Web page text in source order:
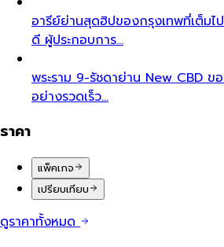
อารีย์ย่านสุดฮิปของกรุงเทพที่เต็มไ
ดี ผู้ประกอบการ…
พระราม 9-รัชดาย่าน New CBD ข
อย่างรวดเร็ว…
ราคา
แพ็คเกจ
เปรียบเทียบ
ดูราคาทั้งหมด